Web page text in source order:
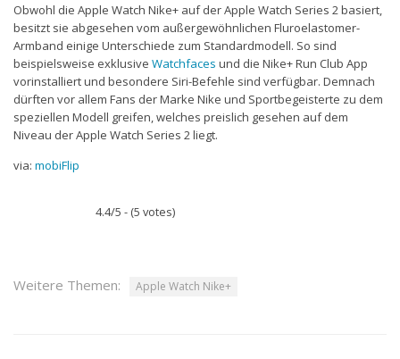
Obwohl die Apple Watch Nike+ auf der Apple Watch Series 2 basiert,
besitzt sie abgesehen vom außergewöhnlichen Fluroelastomer-
Armband einige Unterschiede zum Standardmodell. So sind
beispielsweise exklusive Watchfaces und die Nike+ Run Club App
vorinstalliert und besondere Siri-Befehle sind verfügbar. Demnach
dürften vor allem Fans der Marke Nike und Sportbegeisterte zu dem
speziellen Modell greifen, welches preislich gesehen auf dem
Niveau der Apple Watch Series 2 liegt.
via: mobiFlip
4.4/5 - (5 votes)
Weitere Themen: Apple Watch Nike+